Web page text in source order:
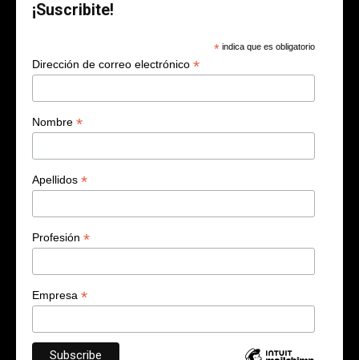
¡Suscribite!
* indica que es obligatorio
Dirección de correo electrónico *
Nombre *
Apellidos *
Profesión *
Empresa *